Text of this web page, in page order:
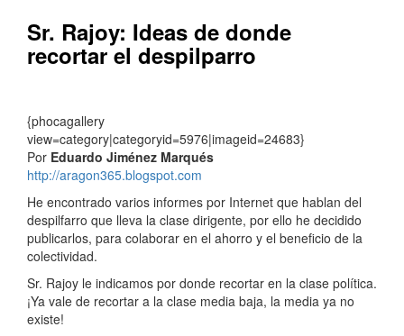
Sr. Rajoy: Ideas de donde
recortar el despilparro
{phocagallery
view=category|categoryid=5976|imageid=24683}
Por Eduardo Jiménez Marqués
http://aragon365.blogspot.com
He encontrado varios informes por Internet que hablan del
despilfarro que lleva la clase dirigente, por ello he decidido
publicarlos, para colaborar en el ahorro y el beneficio de la
colectividad.
Sr. Rajoy le indicamos por donde recortar en la clase política.
¡Ya vale de recortar a la clase media baja, la media ya no
existe!